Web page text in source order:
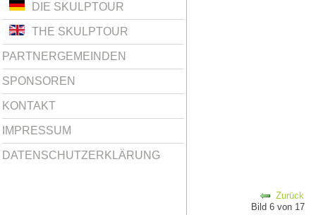
DIE SKULPTOUR
THE SKULPTOUR
PARTNERGEMEINDEN
SPONSOREN
KONTAKT
IMPRESSUM
DATENSCHUTZERKLÄRUNG
Zurück
Bild 6 von 17